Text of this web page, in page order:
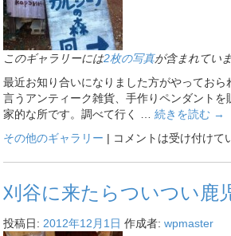
このギャラリーには2枚の写真が含まれてい
最近お知り合いになりました方がやってお
言うアンティーク雑貨、手作りペンダント
家的な所です。調べて行く … 続きを読む →
その他のギャラリー | コメントは受け付けて
刈谷に来たらついつい鹿
投稿日: 2012年12月1日 作成者: wpmaster